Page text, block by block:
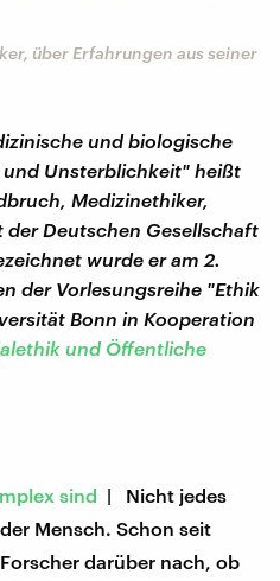
über Erfahrungen aus seiner
und biologische
Unsterblichkeit" heißt
Medizinethiker,
Deutschen Gesellschaft
wurde er am 2.
der Vorlesungsreihe "Ethik
Bonn in Kooperation
und Öffentliche
sind | Nicht jedes
Mensch. Schon seit
darüber nach, ob